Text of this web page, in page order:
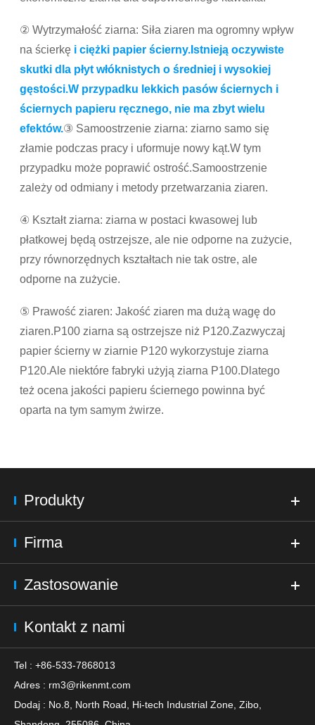
② Wytrzymałość ziarna: Siła ziaren ma ogromny wpływ
na ścierkę i ciężki papier ścierny.Istnieją oczywiste
skutki dla płyt włóknistych o średniej i wysokiej
gęstości.W przypadku lekkich pasów ściernych i
ściernych papieru ręcznego, nie ma zbyt wielu
efektów.③ Samoostrzenie ziarna: ziarno samo się
złamie podczas pracy i uformuje nowy kąt.W tym
przypadku może poprawić ostrość.Samoostrzenie
zależy od odmiany i metody przetwarzania ziaren.
④ Kształt ziarna: ziarna w postaci kwasowej lub
płatkowej będą ostrzejsze, ale nie odporne na zużycie,
przy równorzędnych kształtach nie tak ostre, ale
odporne na zużycie.
⑤ Prawość ziaren: Jakość ziaren ma dużą wagę do
ziaren.P100 ziarna są ostrzejsze niż P120.Zazwyczaj
papier ścierny w ziarnie P120 wykorzystuje ziarna
P120.Ale niektóre fabryki użyją ziarna P100.Dlatego
też ocena jakości papieru ściernego powinna być
oparta na tym samym żwirze.
Produkty
Firma
Zastosowanie
Kontakt z nami
Tel : +86-533-7868013
Adres : rm3@rikenmt.com
Dodaj : No.8, North Road, Hi-tech Industrial Zone, Zibo,